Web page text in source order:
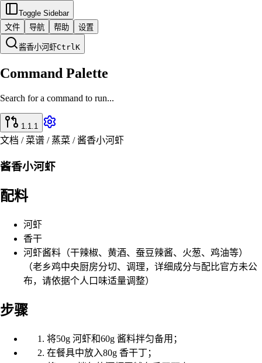
Toggle Sidebar
文件
导航 帮助 设置
酱香小河虾CtrlK
Command Palette
Search for a command to run...
1.1.1
文档 / 菜谱 / 蒸菜 / 酱香小河虾
酱香小河虾
配料
河虾
香干
河虾酱料（干辣椒、黄酒、蚕豆辣酱、火葱、鸡油等）
（老乡鸡中央厨房分切、调理，详细成分与配比官方未公
布，请依据个人口味适量调整）
步骤
将50g 河虾和60g 酱料拌匀备用；
在餐具中放入80g 香干丁；